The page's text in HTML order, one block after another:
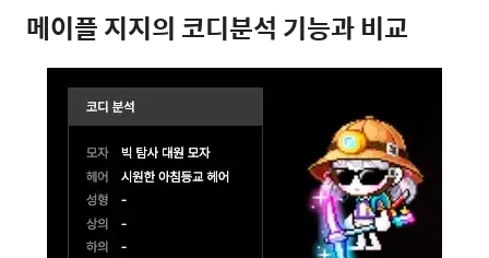
메이플 지지의 코디분석 기능과 비교